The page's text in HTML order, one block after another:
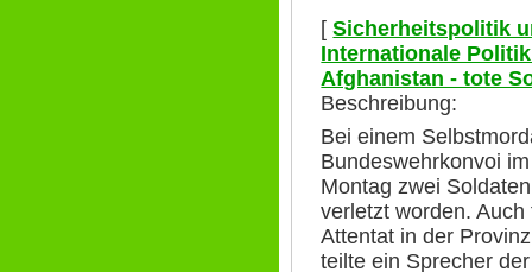
[Sicherheitspolitik
Internationale
Afghanistan - tote
Beschreibung:
Bei einem
Bundeswehrkonvoi
Montag zwei
verletzt worden.
Attentat in der
teilte ein Sprecher